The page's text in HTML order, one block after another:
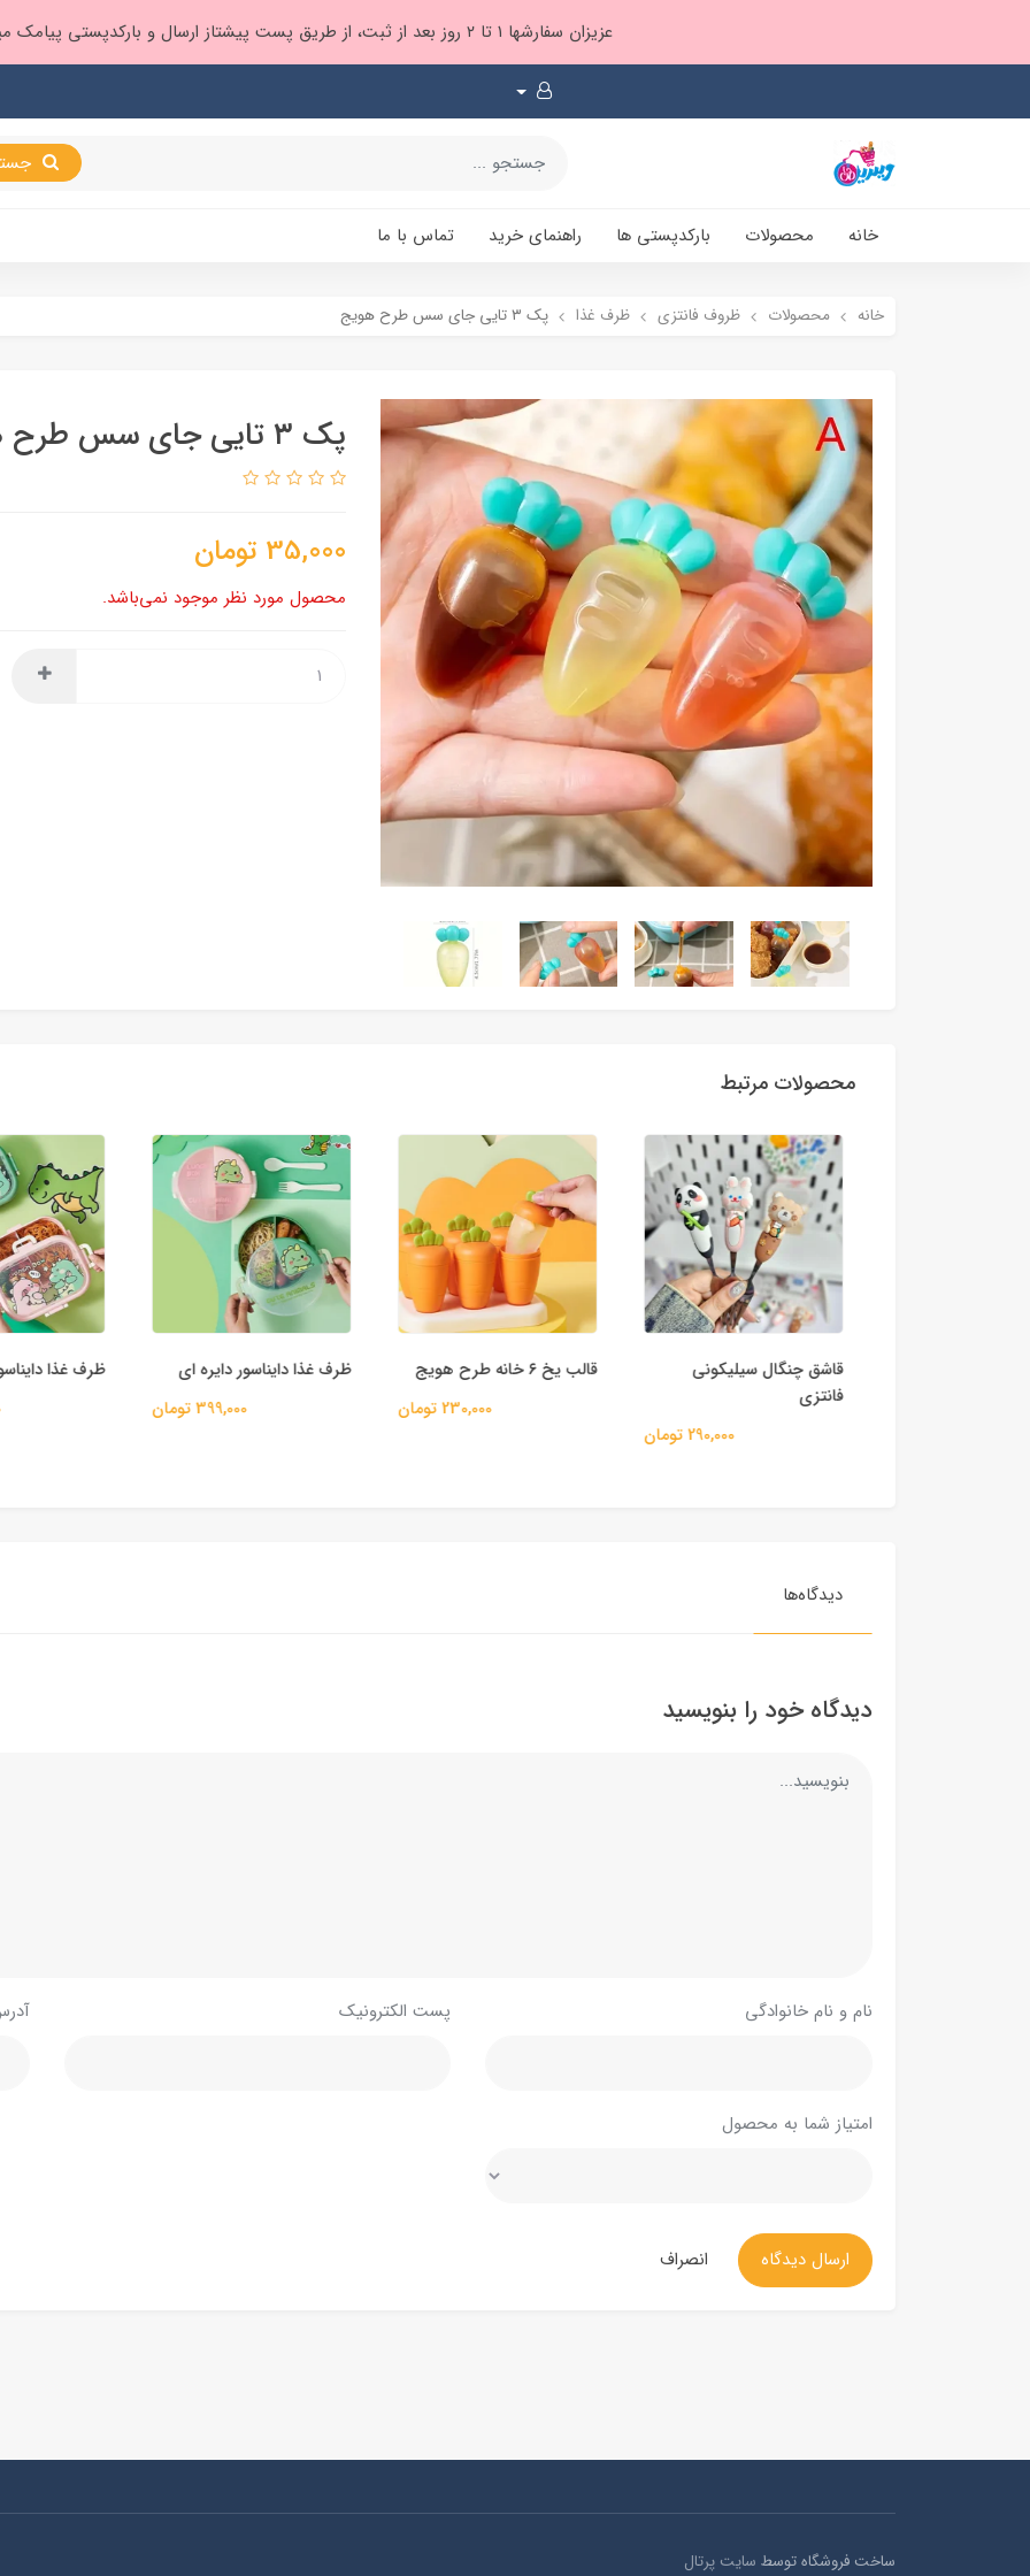
عزیزان سفارشها ۱ تا ۲ روز بعد از ثبت، از طریق پست پیشتاز ارسال و بارکدپستی پیامک میشه براتون ❤️
خانه محصولات بارکدپستی ها راهنمای خرید تماس با ما
خانه محصولات ظروف فانتزی ظرف غذا پک ۳ تایی جای سس طرح هویج
پک ۳ تایی جای سس طرح هویج
35,000 تومان
محصول مورد نظر موجود نمی‌باشد.
محصولات مرتبط
قاشق چنگال سیلیکونی
فانتزی
290,000 تومان
قالب یخ ۶ خانه طرح هویج
230,000 تومان
ظرف غذا دایناسور دایره ای
399,000 تومان
ظرف غذا
دیدگاه‌ها
دیدگاه خود را بنویسید
نام و نام خانوادگی پست الکترونیک
امتیاز شما به محصول
ارسال دیدگاه انصراف
ساخت فروشگاه توسط سایت پرتال